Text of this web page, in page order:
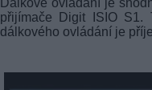
přijímače Digit ISIO S1.
dálkového ovládání je